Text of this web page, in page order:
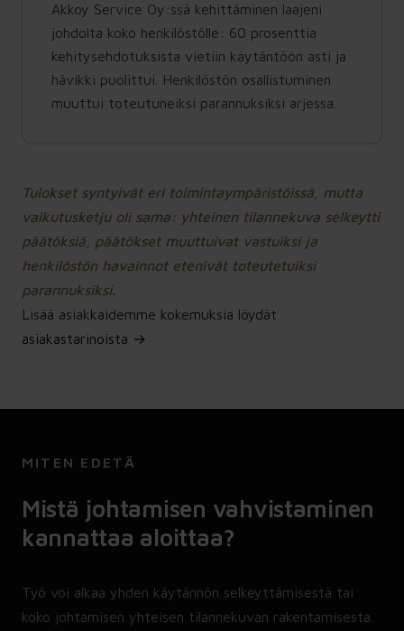
Akkoy Service Oy:ssä kehittäminen laajeni
johdolta koko henkilöstölle: 60 prosenttia
kehitysehdotuksista vietiin käytäntöön asti ja
hävikki puolittui. Henkilöstön osallistuminen
muuttui toteutuneiksi parannuksiksi arjessa.
Tulokset syntyivät eri toimintaympäristöissä, mutta
vaikutusketju oli sama: yhteinen tilannekuva selkeytti
päätöksiä, päätökset muuttuivat vastuiksi ja
henkilöstön havainnot etenivät toteutetuiksi
parannuksiksi.
Lisää asiakkaidemme kokemuksia löydät
asiakastarinoista →
MITEN EDETÄ
Mistä johtamisen vahvistaminen
kannattaa aloittaa?
Työ voi alkaa yhden käytännön selkeyttämisestä tai
koko johtamisen yhteisen tilannekuvan rakentamisesta.